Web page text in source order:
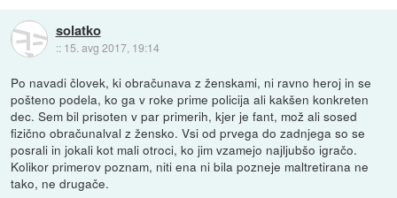
solatko
:: 15. avg 2017, 19:14
Po navadi človek, ki obračunava z ženskami, ni ravno heroj in se
pošteno podela, ko ga v roke prime policija ali kakšen konkreten
dec. Sem bil prisoten v par primerih, kjer je fant, mož ali sosed
fizično obračunalval z žensko. Vsi od prvega do zadnjega so se
posrali in jokali kot mali otroci, ko jim vzamejo najljubšo igračo.
Kolikor primerov poznam, niti ena ni bila pozneje maltretirana ne
tako, ne drugače.